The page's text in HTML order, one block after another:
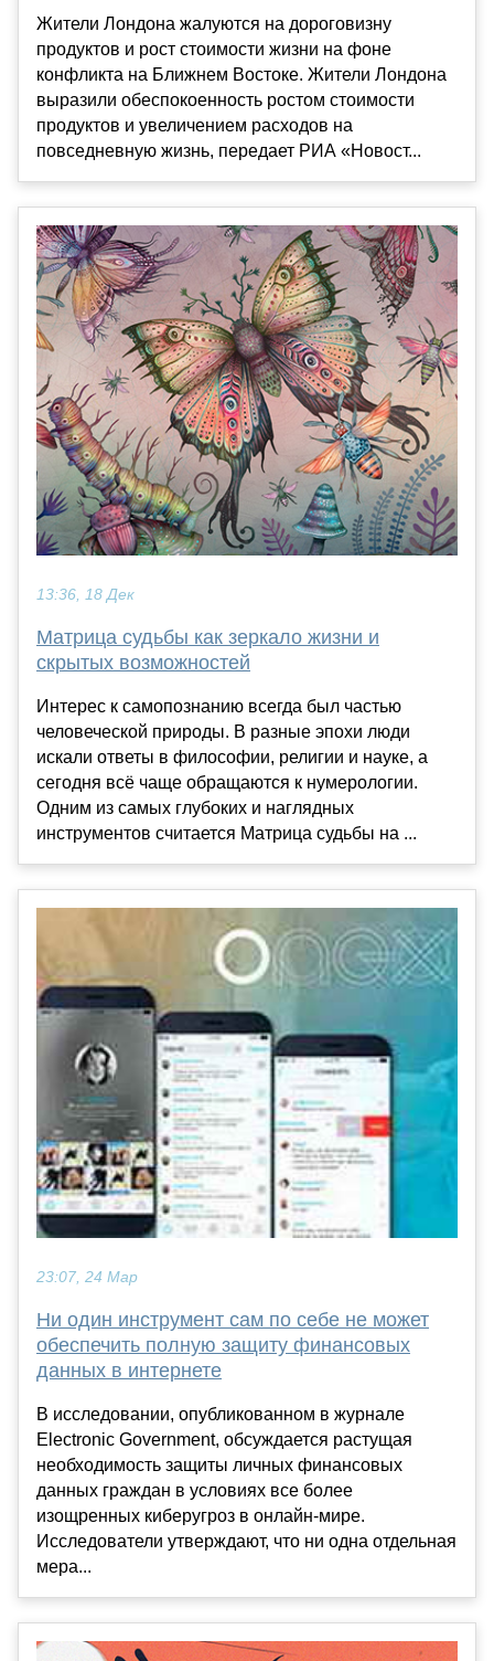
Жители Лондона жалуются на дороговизну
продуктов и рост стоимости жизни на фоне
конфликта на Ближнем Востоке. Жители Лондона
выразили обеспокоенность ростом стоимости
продуктов и увеличением расходов на
повседневную жизнь, передает РИА «Новост...
13:36, 18 Дек
Матрица судьбы как зеркало жизни и
скрытых возможностей
Интерес к самопознанию всегда был частью
человеческой природы. В разные эпохи люди
искали ответы в философии, религии и науке, а
сегодня всё чаще обращаются к нумерологии.
Одним из самых глубоких и наглядных
инструментов считается Матрица судьбы на ...
23:07, 24 Мар
Ни один инструмент сам по себе не может
обеспечить полную защиту финансовых
данных в интернете
В исследовании, опубликованном в журнале
Electronic Government, обсуждается растущая
необходимость защиты личных финансовых
данных граждан в условиях все более
изощренных киберугроз в онлайн-мире.
Исследователи утверждают, что ни одна отдельная
мера...